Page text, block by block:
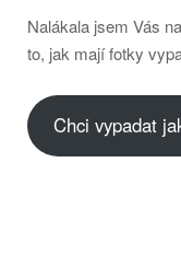
Nalákala jsem Vás
to, jak mají fotky
Chci vypadat